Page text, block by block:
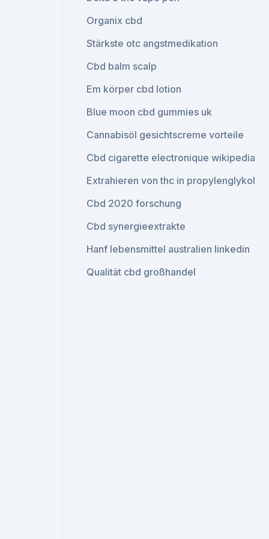
Organix cbd
Stärkste otc angstmedikation
Cbd balm scalp
Em körper cbd lotion
Blue moon cbd gummies uk
Cannabisöl gesichtscreme vorteile
Cbd cigarette electronique wikipedia
Extrahieren von thc in propylenglykol
Cbd 2020 forschung
Cbd synergieextrakte
Hanf lebensmittel australien linkedin
Qualität cbd großhandel